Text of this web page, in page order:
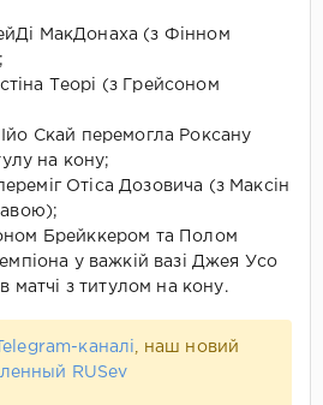
МакДонаха (з Фінном
Теорі (з Грейсоном
Ійо Скай перемогла Роксану
на кону;
Отіса Дозовича (з Максін
Брейккером та Полом
у важкій вазі Джея Усо
матчі з титулом на кону.
Telegram-каналі
, наш новий
RUSev